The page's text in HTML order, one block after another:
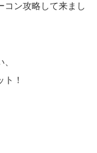
コン攻略して来まし
！